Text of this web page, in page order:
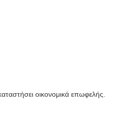
οικονομικά επωφελής.